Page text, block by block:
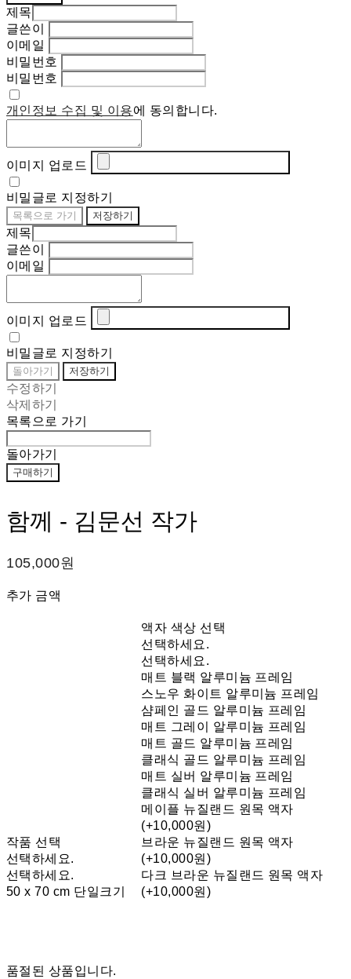
제목
글쓴이
이메일
비밀번호
비밀번호
개인정보 수집 및 이용에 동의합니다.
이미지 업로드
비밀글로 지정하기
목록으로 가기 저장하기
제목
글쓴이
이메일
이미지 업로드
비밀글로 지정하기
돌아가기 저장하기
수정하기
삭제하기
목록으로 가기
돌아가기
구매하기
함께 - 김문선 작가
105,000원
추가 금액
작품 선택
선택하세요.
선택하세요.
50 x 70 cm 단일크기
액자 색상 선택
선택하세요.
선택하세요.
매트 블랙 알루미늄 프레임
스노우 화이트 알루미늄 프레임
샴페인 골드 알루미늄 프레임
매트 그레이 알루미늄 프레임
매트 골드 알루미늄 프레임
클래식 골드 알루미늄 프레임
매트 실버 알루미늄 프레임
클래식 실버 알루미늄 프레임
메이플 뉴질랜드 원목 액자
(+10,000원)
브라운 뉴질랜드 원목 액자
(+10,000원)
다크 브라운 뉴질랜드 원목 액자
(+10,000원)
품절된 상품입니다.